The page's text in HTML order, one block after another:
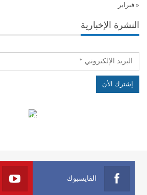
« فبراير
النشرة الإخبارية
الهياكل الخاضعة لقانون النفاذ
الفايسبوك